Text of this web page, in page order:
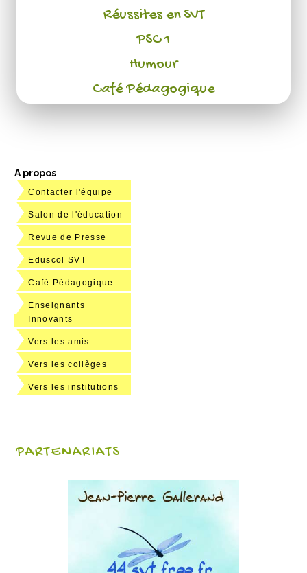
Réussites en SVT
PSC 1
Humour
Café Pédagogique
A propos
Contacter l'équipe
Salon de l'éducation
Revue de Presse
Eduscol SVT
Café Pédagogique
Enseignants
Innovants
Vers les amis
Vers les collèges
Vers les institutions
PARTENARIATS